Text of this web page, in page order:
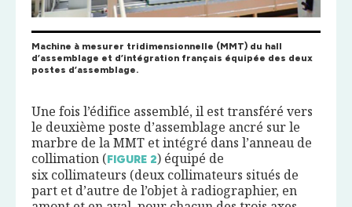
Machine à mesurer tridimensionnelle (MMT) du hall
d’assemblage et d’intégration français équipée des deux
postes d’assemblage.
Une fois l’édifice assemblé, il est transféré vers
le deuxième poste d’assemblage ancré sur le
marbre de la MMT et intégré dans l’anneau de
collimation (FIGURE 2) équipé de
six collimateurs (deux collimateurs situés de
part et d’autre de l’objet à radiographier, en